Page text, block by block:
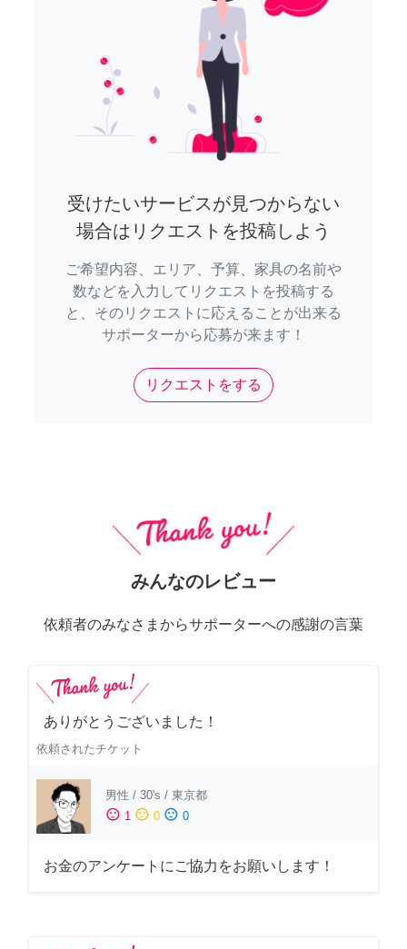
受けたいサービスが見つからない
場合はリクエストを投稿しよう
ご希望内容、エリア、予算、家具の名前や
数などを入力してリクエストを投稿する
と、そのリクエストに応えることが出来る
サポーターから応募が来ます！
リクエストをする
みんなのレビュー
依頼者のみなさまからサポーターへの感謝の言葉
ありがとうございました！
依頼されたチケット
男性 / 30's / 東京都
sentiment_satisfied 1 sentiment_neutral 0 sentiment_dissatisfied 0
お金のアンケートにご協力をお願いします！